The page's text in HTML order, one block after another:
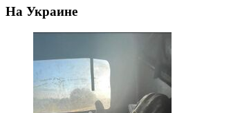
На Украине